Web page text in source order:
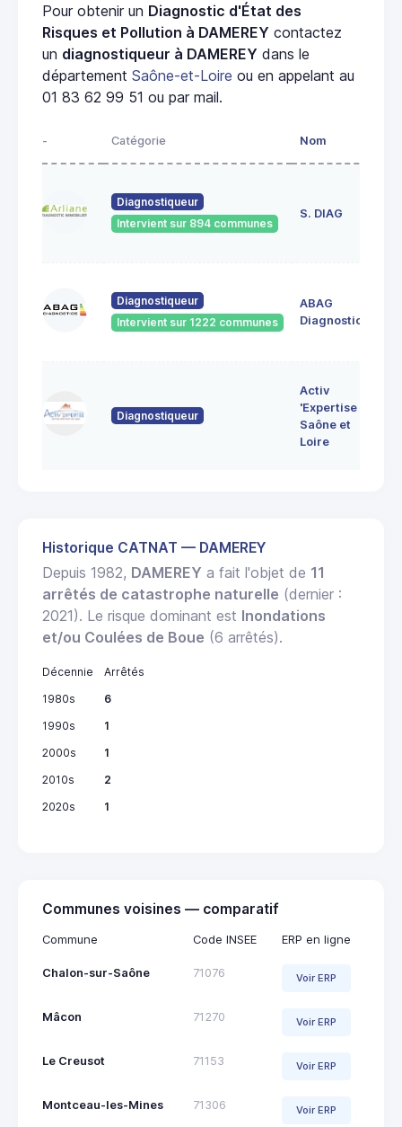
Pour obtenir un Diagnostic d'État des
Risques et Pollution à DAMEREY contactez
un diagnostiqueur à DAMEREY dans le
département Saône-et-Loire ou en appelant au
01 83 62 99 51 ou par mail.
- Catégorie Nom
Diagnostiqueur
Intervient sur 894 communes
S. DIAG
Diagnostiqueur
Intervient sur 1222 communes
ABAG
Diagnostics
Diagnostiqueur
Activ
'Expertise
Saône et
Loire
Historique CATNAT — DAMEREY
Depuis 1982, DAMEREY a fait l'objet de 11
arrêtés de catastrophe naturelle (dernier :
2021). Le risque dominant est Inondations
et/ou Coulées de Boue (6 arrêtés).
Décennie
Arrêtés
1980s
6
1990s
1
2000s
1
2010s
2
2020s
1
Communes voisines — comparatif
Commune Code INSEE ERP en ligne
Chalon-sur-Saône 71076 Voir ERP
Mâcon 71270 Voir ERP
Le Creusot 71153 Voir ERP
Montceau-les-Mines 71306 Voir ERP